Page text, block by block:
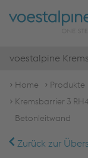
voestalpine
Home
Produkte
Kremsbarrier 3
Betonleitwand
Zurück zur